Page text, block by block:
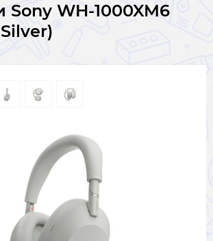
WH-1000XM6